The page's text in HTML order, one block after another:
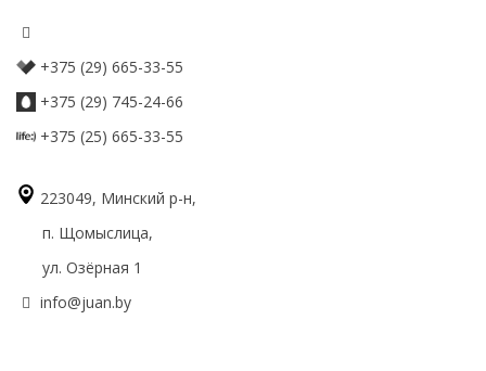
+375 (29) 665-33-55
+375 (29) 745-24-66
+375 (25) 665-33-55
223049, Минский р-н,
п. Щомыслица,
ул. Озёрная 1
info@juan.by